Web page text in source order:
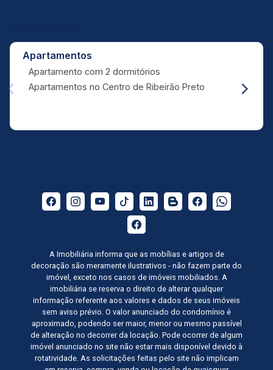
Apartamentos
Apartamento com 2 dormitórios
Apartamentos no Centro de Ribeirão Preto
A Imobiliária informa que as mobílias e artigos de
decoração são meramente ilustrativos - não fazem parte do
imóvel, exceto nos casos de imóveis mobiliados. A
imobiliária se reserva o direito de alterar qualquer
informação referente aos valores e dados de seus imóveis
sem aviso prévio. O valor anunciado do condomínio é
aproximado, podendo ser maior, menor ou mesmo passível
de alteração no decorrer da locação. Pode ocorrer de algum
imóvel anunciado no site não estar mais disponível devido à
rotatividade. As solicitações feitas pelo site não implicam